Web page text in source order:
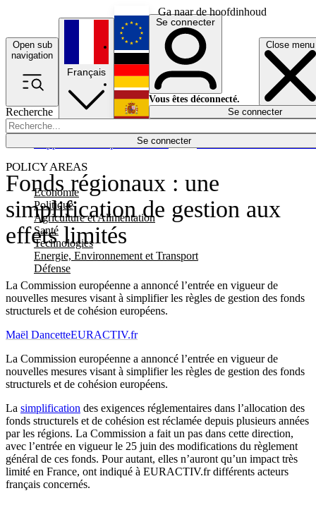
Ga naar de hoofdinhoud
Open sub
navigation
Close menu
Recherche
Se connecter
POLICY AREAS
Economie
Politique
Agriculture et Alimentation
Santé
Technologies
Energie, Environnement et Transport
Défense
Économie
Français
English
Deutsch
Español
Se connecter
Vous êtes déconnecté.
Se connecter
Fonds régionaux : une
simplification de gestion aux
effets limités
La Commission européenne a annoncé l’entrée en vigueur de
nouvelles mesures visant à simplifier les règles de gestion des fonds
structurels et de cohésion européens.
Maël DancetteEURACTIV.fr
La Commission européenne a annoncé l’entrée en vigueur de
nouvelles mesures visant à simplifier les règles de gestion des fonds
structurels et de cohésion européens.
La simplification des exigences réglementaires dans l’allocation des
fonds structurels et de cohésion est réclamée depuis plusieurs années
par les régions. La Commission a fait un pas dans cette direction,
avec l’entrée en vigueur le 25 juin des modifications du règlement
général de ces fonds. Pour autant, elles n’auront qu’un impact très
limité en France, ont indiqué à EURACTIV.fr différents acteurs
français concernés.